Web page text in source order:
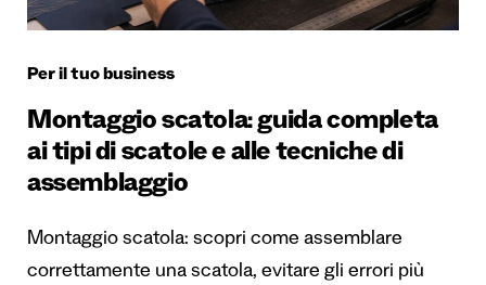
Per il tuo business
Montaggio scatola: guida completa
ai tipi di scatole e alle tecniche di
assemblaggio
Montaggio scatola: scopri come assemblare
correttamente una scatola, evitare gli errori più